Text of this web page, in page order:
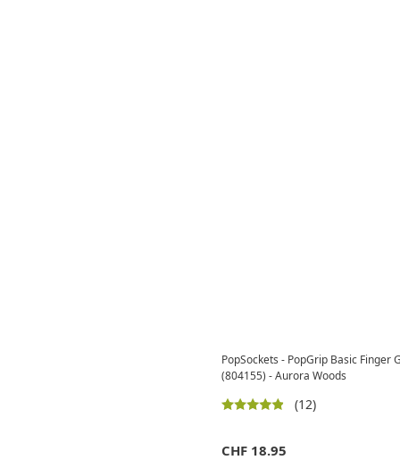
PopSockets - PopGrip Basic
(804155) - Aurora Woods
(12)
CHF 18.95